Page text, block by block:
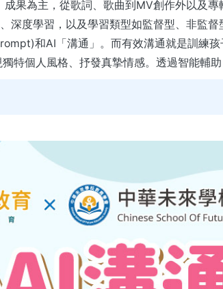
果為主，從歌詞、歌曲到MV創作外以及專
深度學習，以及學習類型如監督型、非監督
和AI「溝通」。而有效溝通就是訓練
特個人風格、抒發真摯情感。透過智能輔